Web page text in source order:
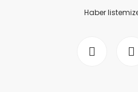
Haber